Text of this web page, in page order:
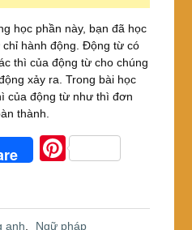
học phần này, bạn đã học
hành động. Động từ có
thì của động từ cho chúng
xảy ra. Trong bài học
của động từ như thì đơn
thành.
Pi
anh Ngữ pháp